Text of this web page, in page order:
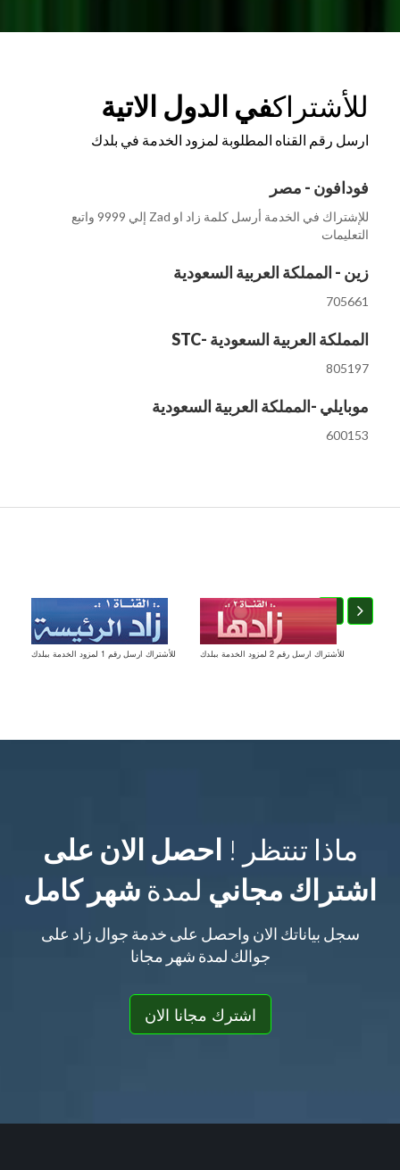
للأشتراكفي الدول الاتية
ارسل رقم القناه المطلوبة لمزود الخدمة في بلدك
فودافون - مصر
للإشتراك في الخدمة أرسل كلمة زاد او Zad إلي 9999 واتبع
التعليمات
زين - المملكة العربية السعودية
705661
المملكة العربية السعودية -STC
805197
موبايلي -المملكة العربية السعودية
600153
للأشتراك ارسل رقم 1 لمزود الخدمة ببلدك للأشتراك ارسل رقم 2 لمزود الخدمة ببلدك
ماذا تنتظر ! احصل الان على
اشتراك مجاني لمدة شهر كامل
سجل بياناتك الان واحصل على خدمة جوال زاد على
جوالك لمدة شهر مجانا
اشترك مجانا الان